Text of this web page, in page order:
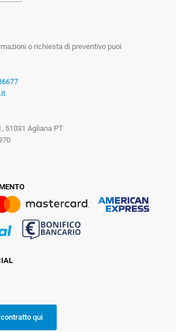
o richiesta di preventivo puoi
51031 Agliana PT
qui